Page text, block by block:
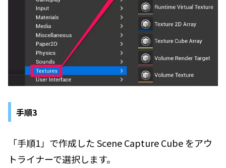
手順3
「手順1」で作成した Scene Capture Cube をアウ
トライナーで選択します。